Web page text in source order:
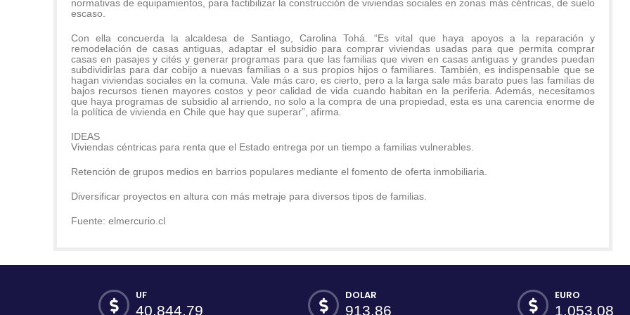
normativas de equipamientos, para factibilizar la construcción de viviendas sociales en zonas más céntricas, de suelo
escaso.
Con ella concuerda la alcaldesa de Santiago, Carolina Tohá. “Es vital que haya apoyos a la reparación y
remodelación de casas antiguas, adaptar el subsidio para comprar viviendas usadas para que permita comprar
casas en pasajes y cités y generar programas para que las familias que viven en casas antiguas y grandes puedan
subdividirlas para dar cobijo a nuevas familias o a sus propios hijos o familiares. También, es indispensable que se
hagan viviendas sociales en la comuna. Vale más caro, es cierto, pero a la larga sale más barato pues las familias de
bajos recursos tienen mayores costos y peor calidad de vida cuando habitan en la periferia. Además, necesitamos
que haya programas de subsidio al arriendo, no solo a la compra de una propiedad, esta es una carencia enorme de
la política de vivienda en Chile que hay que superar”, afirma.
IDEAS
Viviendas céntricas para renta que el Estado entrega por un tiempo a familias vulnerables.
Retención de grupos medios en barrios populares mediante el fomento de oferta inmobiliaria.
Diversificar proyectos en altura con más metraje para diversos tipos de familias.
Fuente: elmercurio.cl
UF
40.844,79
DOLAR
913,86
EURO
1.053,08